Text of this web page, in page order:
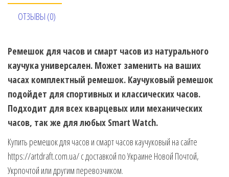
ОТЗЫВЫ (0)
Ремешок для часов и смарт часов из натурального
каучука универсален. Может заменить на ваших
часах комплектный ремешок. Каучуковый ремешок
подойдет для спортивных и классических часов.
Подходит для всех кварцевых или механических
часов, так же для любых Smart Watch.
Купить ремешок для часов и смарт часов каучуковый на сайте
https://artdraft.com.ua/ с доставкой по Украине Новой Почтой,
Укрпочтой или другим перевозчиком.